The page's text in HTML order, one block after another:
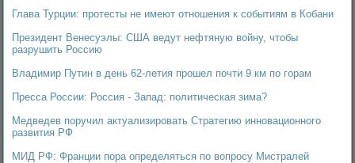
Глава Турции: протесты не имеют отношения к событиям в Кобани
Президент Венесуэлы: США ведут нефтяную войну, чтобы
разрушить Россию
Владимир Путин в день 62-летия прошел почти 9 км по горам
Пресса России: Россия - Запад: политическая зима?
Медведев поручил актуализировать Стратегию инновационного
развития РФ
МИД РФ: Франции пора определяться по вопросу Мистралей